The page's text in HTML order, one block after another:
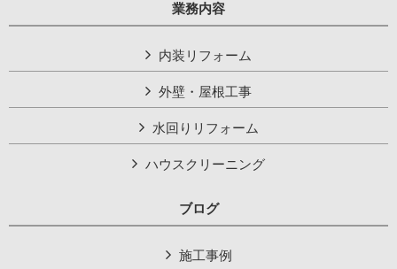
業務内容
内装リフォーム
外壁・屋根工事
水回りリフォーム
ハウスクリーニング
ブログ
施工事例